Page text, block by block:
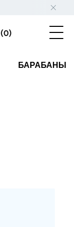
(0)
БАРАБАНЫ